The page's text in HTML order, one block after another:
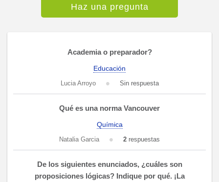
Haz una pregunta
Academia o preparador?
Educación
Lucia Arroyo Sin respuesta
Qué es una norma Vancouver
Química
Natalia Garcia 2 respuestas
De los siguientes enunciados, ¿cuáles son
proposiciones lógicas? Indique por qué. ¡La